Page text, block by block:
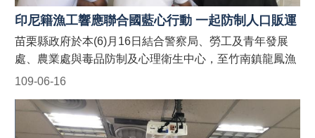
漁工、其聘僱單位及仲介公司職員為宣導對象之申請。聯
絡電話：037-559763。 #苗栗縣政府外籍移工宣導團 #我
們都是異鄉人 #防制人口販運藍心行動
BlueHeartCampaign #苗栗縣政府防制人口販運
網 https://reurl.cc/9E9GAn #LINE官方帳號貓裏捍衛藍心
最前線 http://line.me/ti/p/@122wszsv
印尼籍漁工響應聯合國藍心行動 一起防制人口販運
109-06-16
苗栗縣政府於本(6)月16日結合警察局、勞工及青年發展
處、農業處與毒品防制及心理衛生中心，至竹南鎮龍鳳漁
港南龍區漁會辦事處針對縣內聘僱外籍漁工宣導「聯合國
事法令(酒駕、毒品、詐欺等)及騎乘電動自行車新制規
定，並於現場發送宣導折頁！ 藍心，即是防制人口販運的